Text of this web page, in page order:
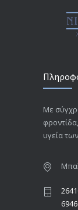
Με
υγεία